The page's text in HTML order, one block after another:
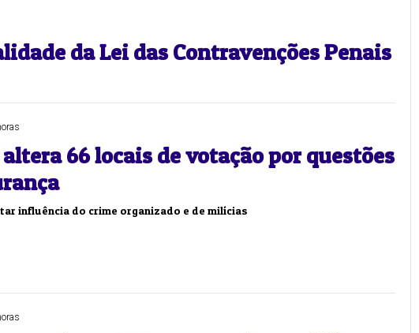
da Lei das Contravenções Penais
altera 66 locais de votação por questões
influência do crime organizado e de milícias
08/26)
22 27 33
50
Duplasena
10 14 16 21 30 31